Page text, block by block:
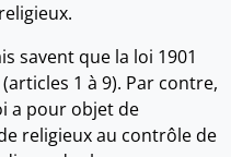
savent que la loi 1901
1 à 9). Par contre,
a pour objet de
religieux au contrôle de